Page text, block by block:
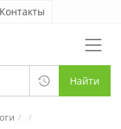
Контакты
Найти